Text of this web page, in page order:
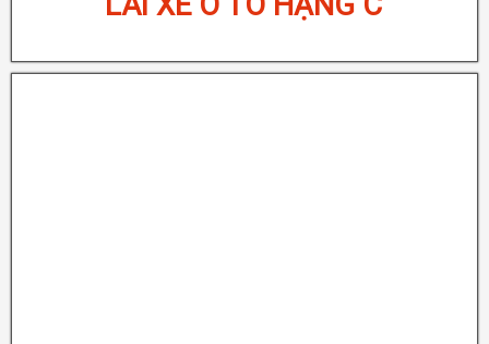
LÁI XE Ô TÔ HẠNG B